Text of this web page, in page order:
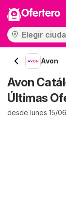
Ofertero
Avon
Avon
Últimas
desde lunes 15/